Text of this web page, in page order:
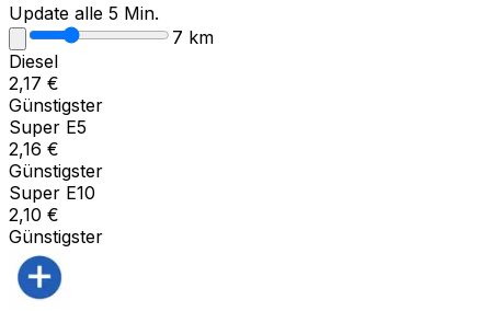
Update alle 5 Min.
7 km
Diesel
2,17 €
Günstigster
Super E5
2,16 €
Günstigster
Super E10
2,10 €
Günstigster